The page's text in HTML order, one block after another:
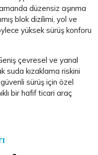
düzensiz aşınma
blok dizilimi, yol ve
yüksek sürüş konforu
çevresel ve yanal
suda kızaklama riskini
sürüş için özel
bir hafif ticari araç